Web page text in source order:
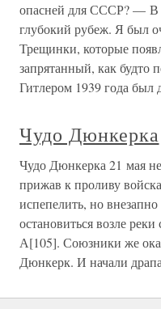
опасней для СССР? — В
глубокий рубеж. Я был
Трещинки, которые
запрятанный, как будто
Гитлером 1939 года был
Чудо Дюнкерка
Чудо Дюнкерка 21 мая
прижав к проливу
испепелить, но
остановиться возле
А[105]. Союзники же
Дюнкерк. И начали